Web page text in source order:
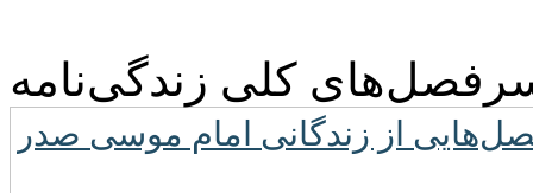
کلی زندگی‌نامه
از زندگانی امام موسی صدر